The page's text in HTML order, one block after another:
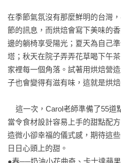
在季節氣氛沒有那麼鮮明的台灣
節的訊息，而烘焙會寫下美味的
邊的躺椅享受陽光；夏天為自己
塔；秋天在院子弄弄花草喝下午
家裡每一個角落。試著用烘焙營
子也會變得有滋有味，這就是烘
當令食材設計容易上手的甜點配
造微小卻幸福的儀式感，期待這
日日心頭上的甜。
●春──奶油小花曲奇、卡士達蘋